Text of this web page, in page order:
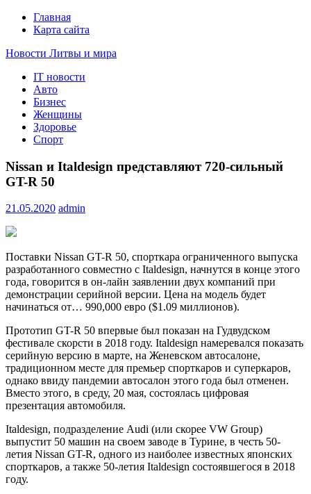
Главная
Карта сайта
Новости Литвы и мира
Свежие события и главные новости часа Литвы и мира на
портале EUROLITVA.RU
IT новости
Авто
Бизнес
Женщины
Здоровье
Спорт
Nissan и Italdesign представляют 720-сильный
GT-R 50
21.05.2020 admin
Поставки Nissan GT-R 50, спорткара ограниченного выпуска
разработанного совместно с Italdesign, начнутся в конце этого
года, говорится в он-лайн заявлении двух компаний при
демонстрации серийной версии. Цена на модель будет
начинаться от… 990,000 евро ($1.09 миллионов).
Прототип GT-R 50 впервые был показан на Гудвудском
фестивале скорсти в 2018 году. Italdesign намеревался показать
серийную версию в марте, на Женевском автосалоне,
традиционном месте для премьер спорткаров и суперкаров,
однако ввиду пандемии автосалон этого года был отменен.
Вместо этого, в среду, 20 мая, состоялась цифровая
презентация автомобиля.
Italdesign, подразделение Audi (или скорее VW Group)
выпустит 50 машин на своем заводе в Турине, в честь 50-
летия Nissan GT-R, одного из наиболее известных японских
спорткаров, а также 50-летия Italdesign состоявшегося в 2018
году.